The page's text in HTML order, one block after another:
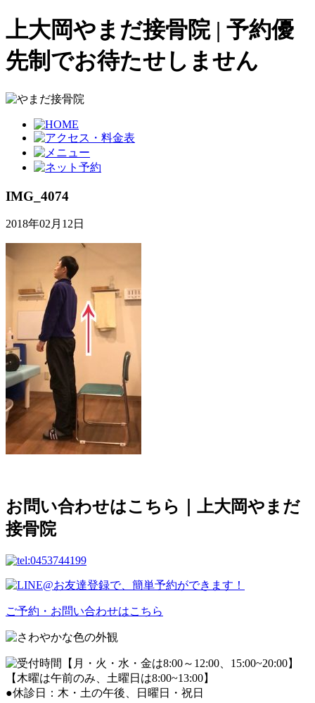
上大岡やまだ接骨院 | 予約優
先制でお待たせしません
IMG_4074
2018年02月12日
お問い合わせはこちら｜上大岡やまだ
接骨院
ご予約・お問い合わせはこちら
●休診日：木・土の午後、日曜日・祝日